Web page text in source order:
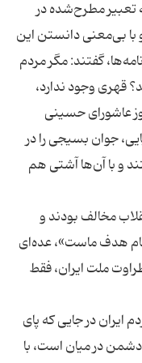
تعبیر مطرح‌شده در
با بی‌معنی دانستن این
گفتند: مگر مردم
قهری وجود ندارد،
با کسانی که در سال ۸۸ به روز عاشورای حسینی
جوان بسیجی را در
و با آن‌ها آشتی هم
مخالف بودند و
هدف ماست»، عده‌ای
ملت ایران، فقط
ایران در جایی که پای
دشمن در میان است، با